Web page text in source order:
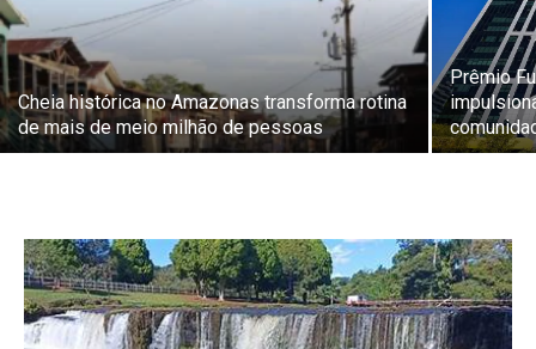
Cheia histórica no Amazonas transforma rotina
de mais de meio milhão de pessoas
Prêmio